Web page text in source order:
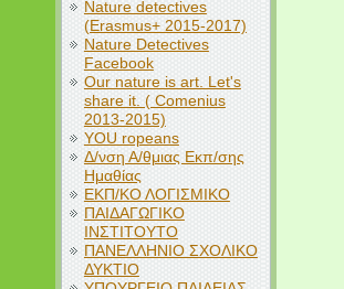
Nature detectives
(Erasmus+ 2015-2017)
Nature Detectives
Facebook
Our nature is art. Let's
share it. ( Comenius
2013-2015)
YOU ropeans
Δ/νση Α/θμιας Εκπ/σης
Ημαθίας
ΕΚΠ/ΚΟ ΛΟΓΙΣΜΙΚΟ
ΠΑΙΔΑΓΩΓΙΚΟ
ΙΝΣΤΙΤΟΥΤΟ
ΠΑΝΕΛΛΗΝΙΟ ΣΧΟΛΙΚΟ
ΔΥΚΤΙΟ